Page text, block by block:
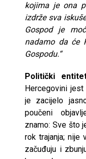
kojima je ona
izdrže sva
Gospod je
nadamo da će
Gospodu.“
Politički
Hercegovini jest
je zacijelo
poučeni
znamo: Sve što
rok trajanja; nije
začuđuju i